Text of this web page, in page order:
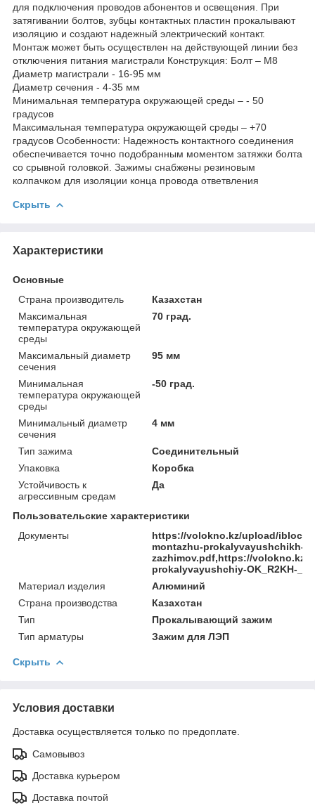
для подключения проводов абонентов и освещения. При
затягивании болтов, зубцы контактных пластин прокалывают
изоляцию и создают надежный электрический контакт.
Монтаж может быть осуществлен на действующей линии без
отключения питания магистрали Конструкция: Болт – М8
Диаметр магистрали - 16-95 мм
Диаметр сечения - 4-35 мм
Минимальная температура окружающей среды – - 50
градусов
Максимальная температура окружающей среды – +70
градусов Особенности: Надежность контактного соединения
обеспечивается точно подобранным моментом затяжки болта
со срывной головкой. Зажимы снабжены резиновым
колпачком для изоляции конца провода ответвления
Скрыть
Характеристики
Основные
Страна производитель
Казахстан
Максимальная
температура окружающей
среды
70 град.
Максимальный диаметр
сечения
95 мм
Минимальная
температура окружающей
среды
-50 град.
Минимальный диаметр
сечения
4 мм
Тип зажима
Соединительный
Упаковка
Коробка
Устойчивость к
агрессивным средам
Да
Пользовательские характеристики
Документы
https://volokno.kz/upload/iblock/
montazhu-prokalyvayushchikh-
zazhimov.pdf,https://volokno.kz/
prokalyvayushchiy-OK_R2KH-
Материал изделия
Алюминий
Страна производства
Казахстан
Тип
Прокалывающий зажим
Тип арматуры
Зажим для ЛЭП
Скрыть
Условия доставки
Доставка осуществляется только по предоплате.
Самовывоз
Доставка курьером
Доставка почтой